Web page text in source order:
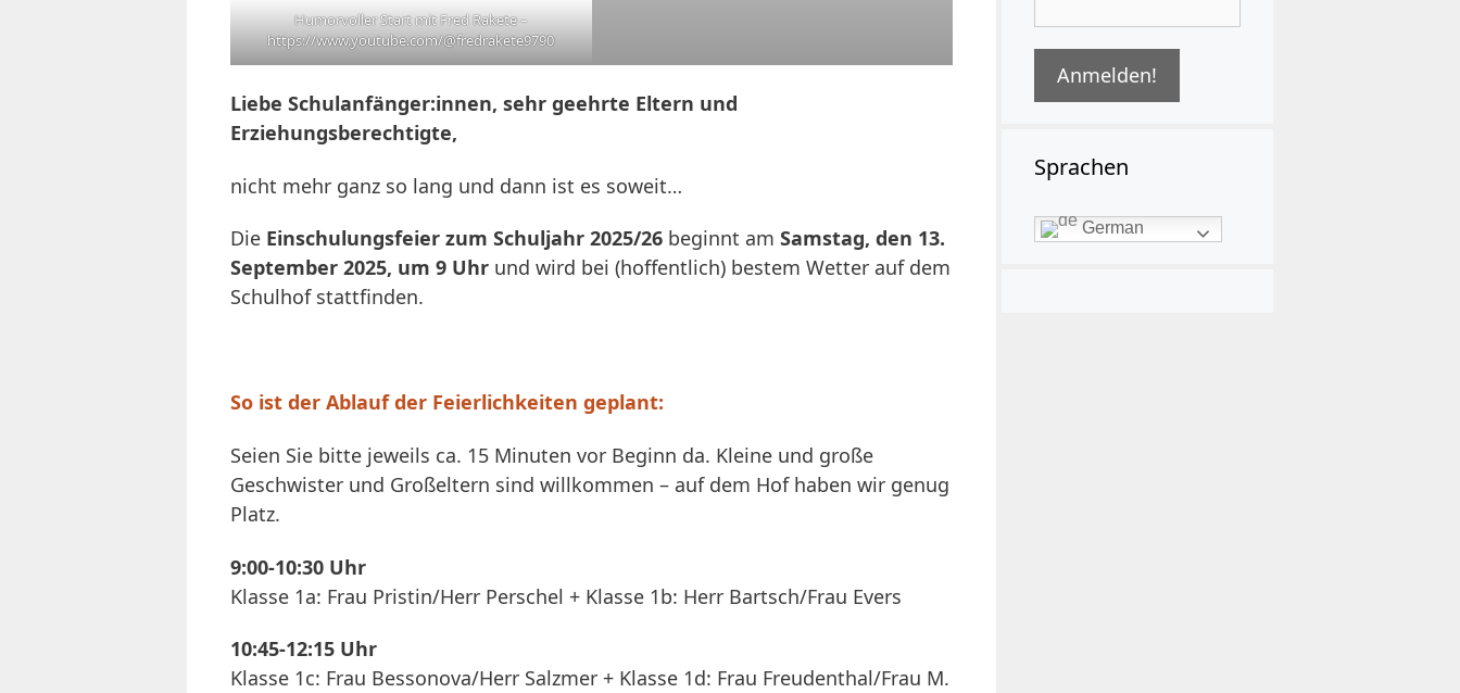
Humorvoller Start mit Fred Rakete –
https://www.youtube.com/@fredrakete9790
Liebe Schulanfänger:innen, sehr geehrte Eltern und
Erziehungsberechtigte,
nicht mehr ganz so lang und dann ist es soweit…
Die Einschulungsfeier zum Schuljahr 2025/26 beginnt am Samstag, den 13.
September 2025, um 9 Uhr und wird bei (hoffentlich) bestem Wetter auf dem
Schulhof stattfinden.
So ist der Ablauf der Feierlichkeiten geplant:
Seien Sie bitte jeweils ca. 15 Minuten vor Beginn da. Kleine und große
Geschwister und Großeltern sind willkommen – auf dem Hof haben wir genug
Platz.
9:00-10:30 Uhr
Klasse 1a: Frau Pristin/Herr Perschel + Klasse 1b: Herr Bartsch/Frau Evers
10:45-12:15 Uhr
Klasse 1c: Frau Bessonova/Herr Salzmer + Klasse 1d: Frau Freudenthal/Frau M.
Sprachen
German